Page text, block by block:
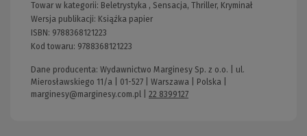
Towar w kategorii: Beletrystyka , Sensacja, Thriller, Kryminał
Wersja publikacji: Książka papier
ISBN: 9788368121223
Kod towaru: 9788368121223
Dane producenta: Wydawnictwo Marginesy Sp. z o.o. | ul.
Mierosławskiego 11/a | 01-527 | Warszawa | Polska |
marginesy@marginesy.com.pl
22 8399127